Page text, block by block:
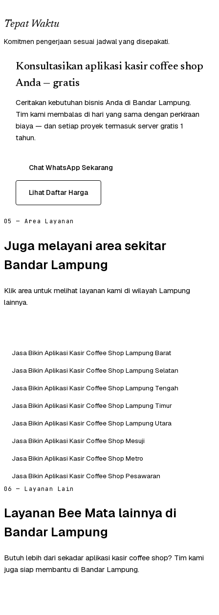
Tepat Waktu
Komitmen pengerjaan sesuai jadwal yang disepakati.
Konsultasikan aplikasi kasir coffee shop
Anda — gratis
Ceritakan kebutuhan bisnis Anda di Bandar Lampung.
Tim kami membalas di hari yang sama dengan perkiraan
biaya — dan setiap proyek termasuk server gratis 1
tahun.
Chat WhatsApp Sekarang
Lihat Daftar Harga
05 — Area Layanan
Juga melayani area sekitar
Bandar Lampung
Klik area untuk melihat layanan kami di wilayah Lampung
lainnya.
Jasa Bikin Aplikasi Kasir Coffee Shop Lampung Barat
Jasa Bikin Aplikasi Kasir Coffee Shop Lampung Selatan
Jasa Bikin Aplikasi Kasir Coffee Shop Lampung Tengah
Jasa Bikin Aplikasi Kasir Coffee Shop Lampung Timur
Jasa Bikin Aplikasi Kasir Coffee Shop Lampung Utara
Jasa Bikin Aplikasi Kasir Coffee Shop Mesuji
Jasa Bikin Aplikasi Kasir Coffee Shop Metro
Jasa Bikin Aplikasi Kasir Coffee Shop Pesawaran
06 — Layanan Lain
Layanan Bee Mata lainnya di
Bandar Lampung
Butuh lebih dari sekadar aplikasi kasir coffee shop? Tim kami
juga siap membantu di Bandar Lampung.